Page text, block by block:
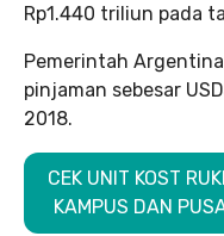
Rp1.440 triliun pada
Pemerintah
pinjaman sebesar
2018.
CEK UNIT KOST
KAMPUS DAN